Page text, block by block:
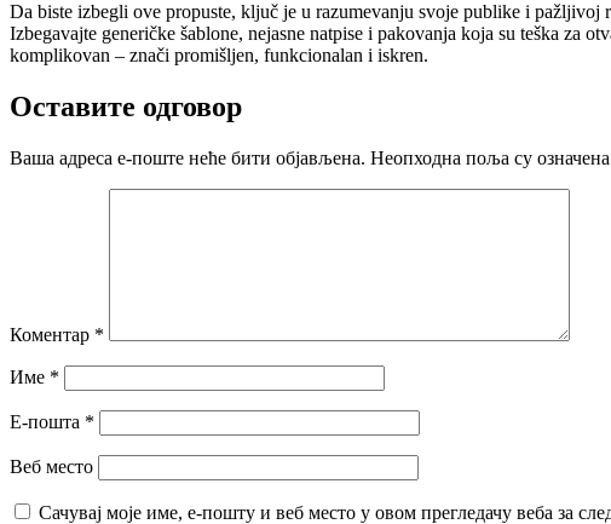
Da biste izbegli ove propuste, ključ je u razumevanju svoje publike i
Izbegavajte generičke šablone, nejasne natpise i pakovanja koja su teška za
komplikovan – znači promišljen, funkcionalan i iskren.
Оставите одговор
Ваша адреса е-поште неће бити објављена. Неопходна поља су означена
Коментар *
Име *
Е-пошта *
Веб место
Сачувај моје име, е-пошту и веб место у овом прегледачу веба за